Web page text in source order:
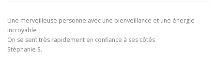
Une merveilleuse personne avec une bienveillance et une énergie
incroyable
On se sent très rapidement en confiance à ses côtés
Stéphanie S.